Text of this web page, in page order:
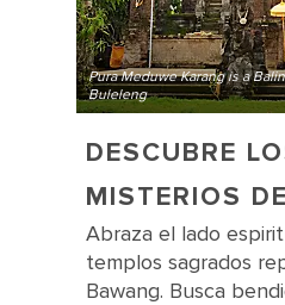
Pura Meduwe Karang is a
Buleleng
DESCUBRE
MISTERIOS
Abraza el lado
templos sagrados
Bawang. Busca